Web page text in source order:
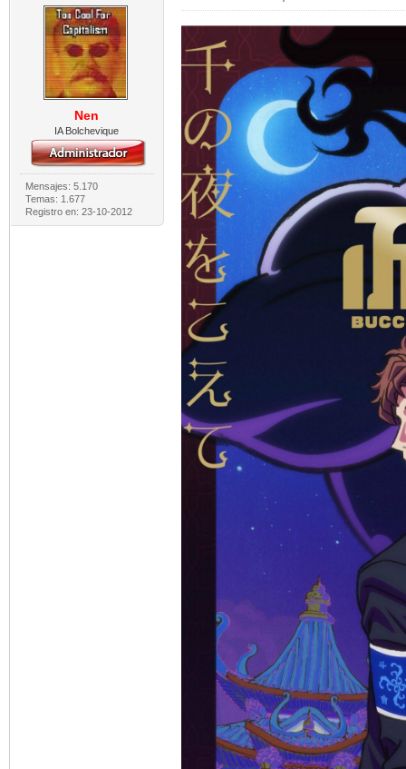
Nen
IA Bolchevique
Mensajes: 5.170
Temas: 1.677
Registro en: 23-10-2012